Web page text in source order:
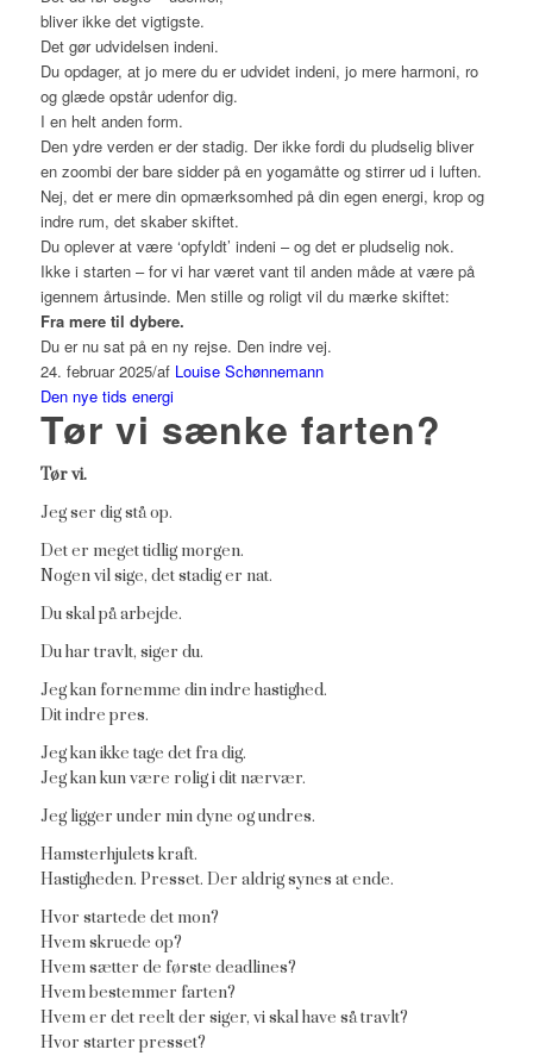
bliver ikke det vigtigste.
Det gør udvidelsen indeni.
Du opdager, at jo mere du er udvidet indeni, jo mere harmoni, ro
og glæde opstår udenfor dig.
I en helt anden form.
Den ydre verden er der stadig. Der ikke fordi du pludselig bliver
en zoombi der bare sidder på en yogamåtte og stirrer ud i luften.
Nej, det er mere din opmærksomhed på din egen energi, krop og
indre rum, det skaber skiftet.
Du oplever at være ‘opfyldt’ indeni – og det er pludselig nok.
Ikke i starten – for vi har været vant til anden måde at være på
igennem årtusinde. Men stille og roligt vil du mærke skiftet:
Fra mere til dybere.
Du er nu sat på en ny rejse. Den indre vej.
24. februar 2025/af Louise Schønnemann
Den nye tids energi
Tør vi sænke farten?
Tør vi.
Jeg ser dig stå op.
Det er meget tidlig morgen.
Nogen vil sige, det stadig er nat.
Du skal på arbejde.
Du har travlt, siger du.
Jeg kan fornemme din indre hastighed.
Dit indre pres.
Jeg kan ikke tage det fra dig.
Jeg kan kun være rolig i dit nærvær.
Jeg ligger under min dyne og undres.
Hamsterhjulets kraft.
Hastigheden. Presset. Der aldrig synes at ende.
Hvor startede det mon?
Hvem skruede op?
Hvem sætter de første deadlines?
Hvem bestemmer farten?
Hvem er det reelt der siger, vi skal have så travlt?
Hvor starter presset?